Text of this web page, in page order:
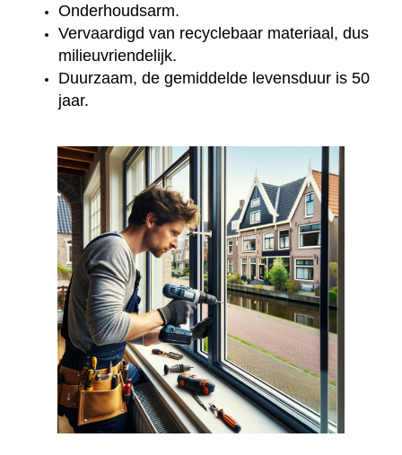
Onderhoudsarm.
Vervaardigd van recyclebaar materiaal, dus
milieuvriendelijk.
Duurzaam, de gemiddelde levensduur is 50
jaar.